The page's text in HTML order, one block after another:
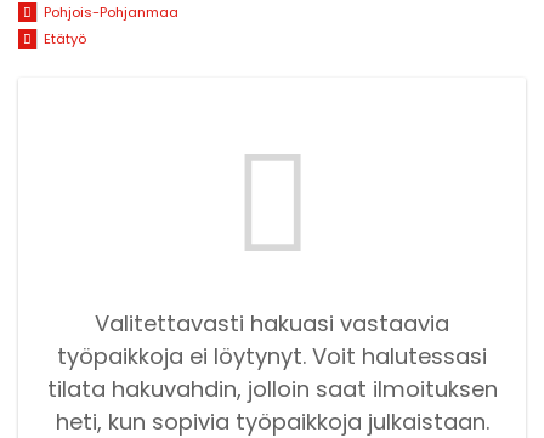
Pohjois-Pohjanmaa
Etätyö
Valitettavasti hakuasi vastaavia
työpaikkoja ei löytynyt. Voit halutessasi
tilata hakuvahdin, jolloin saat ilmoituksen
heti, kun sopivia työpaikkoja julkaistaan.